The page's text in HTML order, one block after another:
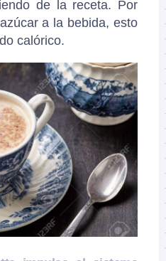
de la receta. Por
a la bebida, esto
calórico.